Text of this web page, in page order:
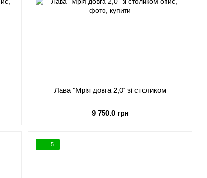
Лава "Мрія довга 2,0" зі столиком
9 750.0 грн
5